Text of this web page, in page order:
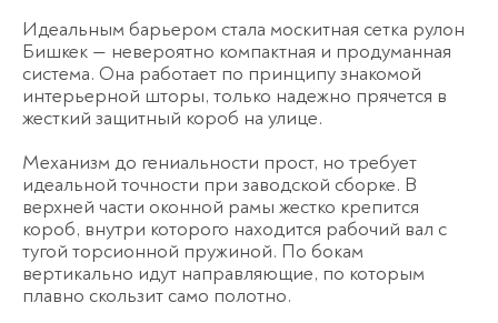
Идеальным барьером стала москитная сетка рулон
Бишкек — невероятно компактная и продуманная
система. Она работает по принципу знакомой
интерьерной шторы, только надежно прячется в
жесткий защитный короб на улице.
Механизм до гениальности прост, но требует
идеальной точности при заводской сборке. В
верхней части оконной рамы жестко крепится
короб, внутри которого находится рабочий вал с
тугой торсионной пружиной. По бокам
вертикально идут направляющие, по которым
плавно скользит само полотно.